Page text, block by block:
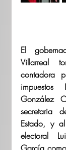
El
Villarreal
contadora
González
secretaria
Estado, y
electoral